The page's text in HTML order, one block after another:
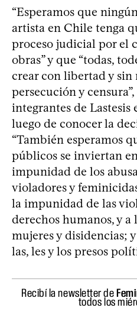
“Esperamos que
artista en Chile tenga
proceso judicial por el
obras” y que “todas,
crear con libertad y sin
persecución y
integrantes de Lastesis
luego de conocer la
“También esperamos
públicos se inviertan
impunidad de los
violadores y
la impunidad de las
derechos humanos, y a
mujeres y disidencias;
las, les y los presos
Recibí la newsletter de
todos los